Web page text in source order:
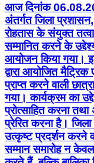
आज दिनांक
अंतर्गत जिला प्रशासन,
रोहतास के संयुक्त
सम्मानित करने के
आयोजन किया गया। इस
द्वारा आयोजित मैट्रिक
प्राप्त करने वाली
गया। कार्यक्रम का
प्रोत्साहित करना
प्रेरित करना है। जिला
उत्कृष्ट प्रदर्शन करने
सम्मान समारोह न केवल